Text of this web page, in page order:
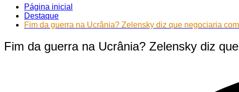
Página inicial
Destaque
Fim da guerra na Ucrânia? Zelensky diz que negociaria
Fim da guerra na Ucrânia? Zelensky diz